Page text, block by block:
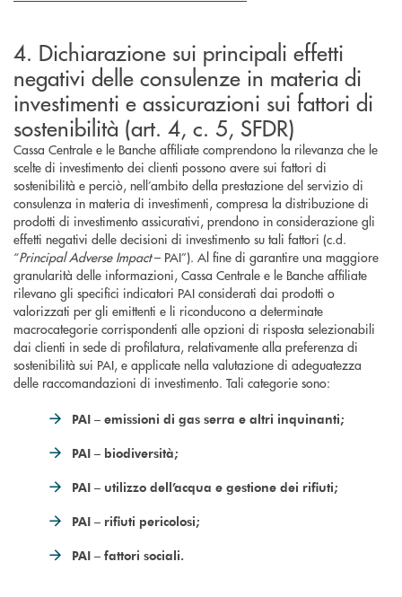
4. Dichiarazione sui principali effetti
negativi delle consulenze in materia di
investimenti e assicurazioni sui fattori di
sostenibilità (art. 4, c. 5, SFDR)
Cassa Centrale e le Banche affiliate comprendono la rilevanza che le
scelte di investimento dei clienti possono avere sui fattori di
sostenibilità e perciò, nell’ambito della prestazione del servizio di
consulenza in materia di investimenti, compresa la distribuzione di
prodotti di investimento assicurativi, prendono in considerazione gli
effetti negativi delle decisioni di investimento su tali fattori (c.d.
“Principal Adverse Impact– PAI”). Al fine di garantire una maggiore
granularità delle informazioni, Cassa Centrale e le Banche affiliate
rilevano gli specifici indicatori PAI considerati dai prodotti o
valorizzati per gli emittenti e li riconducono a determinate
macrocategorie corrispondenti alle opzioni di risposta selezionabili
dai clienti in sede di profilatura, relativamente alla preferenza di
sostenibilità sui PAI, e applicate nella valutazione di adeguatezza
delle raccomandazioni di investimento. Tali categorie sono:
PAI – emissioni di gas serra e altri inquinanti;
PAI – biodiversità;
PAI – utilizzo dell’acqua e gestione dei rifiuti;
PAI – rifiuti pericolosi;
PAI – fattori sociali.